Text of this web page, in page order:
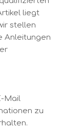
liegt
stellen
Anleitungen
Mail
zu